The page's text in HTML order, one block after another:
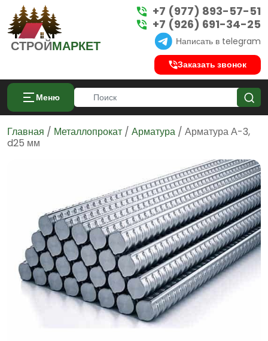
СТРОЙМАРКЕТ
+7 (977) 893-57-51
+7 (926) 691-34-25
Написать в telegram
Заказать звонок
Меню
Главная / Металлопрокат / Арматура / Арматура А-3,
d25 мм